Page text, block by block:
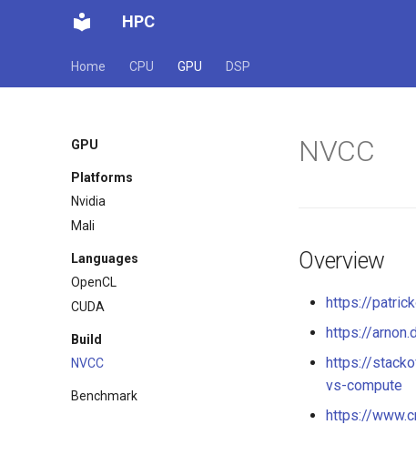
HPC
Home CPU GPU DSP
GPU
Platforms
Nvidia
Mali
Languages
OpenCL
CUDA
Build
NVCC
Benchmark
NVCC
Overview
https://
https://
https://
vs-compute
https://